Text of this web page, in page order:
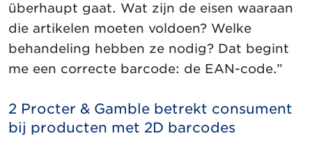
überhaupt gaat. Wat zijn de eisen waaraan
die artikelen moeten voldoen? Welke
behandeling hebben ze nodig? Dat begint
me een correcte barcode: de EAN-code.”
2 Procter & Gamble betrekt consument
bij producten met 2D barcodes